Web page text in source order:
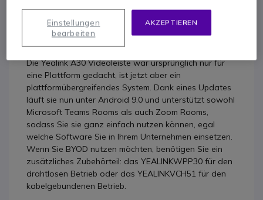
plattformübergreifende
Kommunikation
Die Yealink A30 Videoleiste war ursprünglich nur für
eine Plattform gedacht, ist jetzt aber ein
plattformübergreifendes System. Dank eines Updates
läuft sie nun unter Android 9.0 und unterstützt sowohl
Microsoft Teams Rooms als auch Zoom Rooms,
sodass Sie sie ganz einfach nutzen können, egal
welche Software Sie in Ihrem Unternehmen einsetzen.
Wenn Sie BYOD nutzen möchten, benötigen Sie ein
zusätzliches Zubehörteil: das YEALINKWPP30 für den
drahtlosen Betrieb oder das YEALINKVCH51 für den
kabelgebundenen Betrieb.
AKZEPTIEREN
Einstellungen
bearbeiten